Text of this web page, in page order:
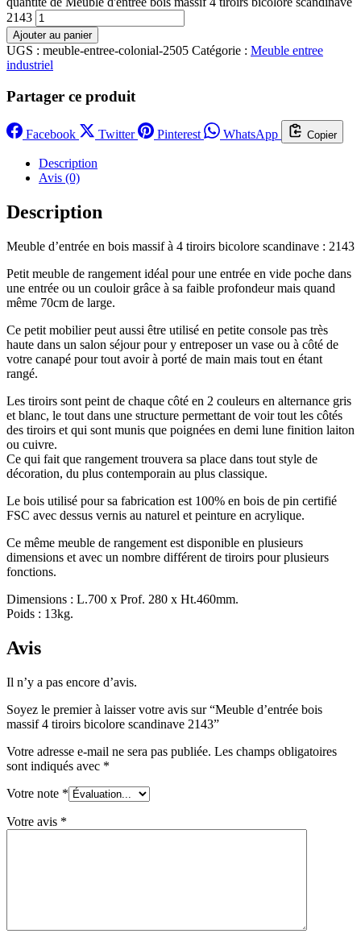
2143
Ajouter au panier
UGS : meuble-entree-colonial-2505 Catégorie : Meuble entree
industriel
Partager ce produit
Facebook Twitter Pinterest WhatsApp Copier
Description
Avis (0)
Description
Meuble d’entrée en bois massif à 4 tiroirs bicolore scandinave : 2143
Petit meuble de rangement idéal pour une entrée en vide poche dans
une entrée ou un couloir grâce à sa faible profondeur mais quand
même 70cm de large.
Ce petit mobilier peut aussi être utilisé en petite console pas très
haute dans un salon séjour pour y entreposer un vase ou à côté de
votre canapé pour tout avoir à porté de main mais tout en étant
rangé.
Les tiroirs sont peint de chaque côté en 2 couleurs en alternance gris
et blanc, le tout dans une structure permettant de voir tout les côtés
des tiroirs et qui sont munis que poignées en demi lune finition laiton
ou cuivre.
Ce qui fait que rangement trouvera sa place dans tout style de
décoration, du plus contemporain au plus classique.
Le bois utilisé pour sa fabrication est 100% en bois de pin certifié
FSC avec dessus vernis au naturel et peinture en acrylique.
Ce même meuble de rangement est disponible en plusieurs
dimensions et avec un nombre différent de tiroirs pour plusieurs
fonctions.
Dimensions : L.700 x Prof. 280 x Ht.460mm.
Poids : 13kg.
Avis
Il n’y a pas encore d’avis.
Soyez le premier à laisser votre avis sur “Meuble d’entrée bois
massif 4 tiroirs bicolore scandinave 2143”
Votre adresse e-mail ne sera pas publiée. Les champs obligatoires
sont indiqués avec *
Votre note *
Votre avis *